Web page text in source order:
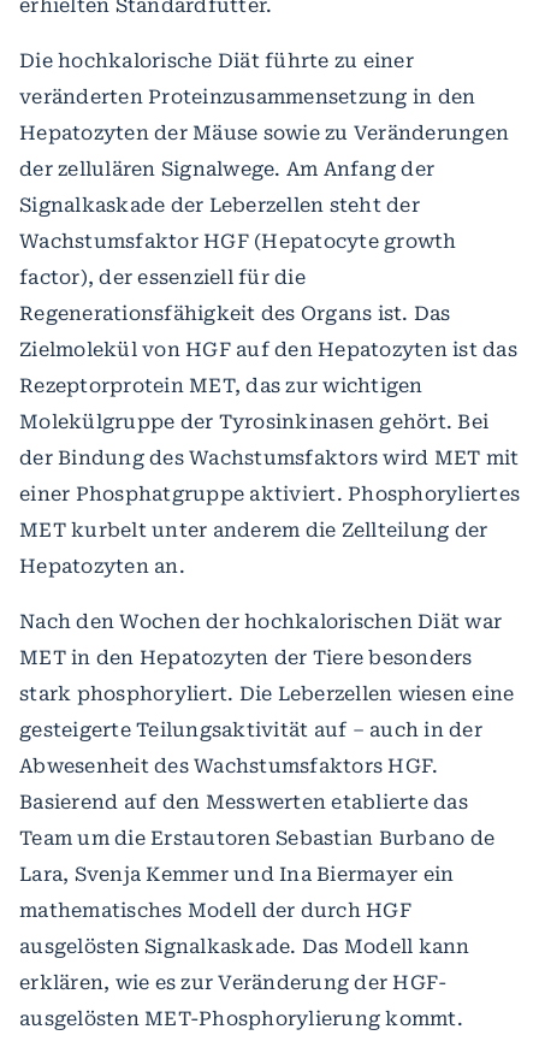
erhielten Standardfutter.
Die hochkalorische Diät führte zu einer
veränderten Proteinzusammensetzung in den
Hepatozyten der Mäuse sowie zu Veränderungen
der zellulären Signalwege. Am Anfang der
Signalkaskade der Leberzellen steht der
Wachstumsfaktor HGF (Hepatocyte growth
factor), der essenziell für die
Regenerationsfähigkeit des Organs ist. Das
Zielmolekül von HGF auf den Hepatozyten ist das
Rezeptorprotein MET, das zur wichtigen
Molekülgruppe der Tyrosinkinasen gehört. Bei
der Bindung des Wachstumsfaktors wird MET mit
einer Phosphatgruppe aktiviert. Phosphoryliertes
MET kurbelt unter anderem die Zellteilung der
Hepatozyten an.
Nach den Wochen der hochkalorischen Diät war
MET in den Hepatozyten der Tiere besonders
stark phosphoryliert. Die Leberzellen wiesen eine
gesteigerte Teilungsaktivität auf – auch in der
Abwesenheit des Wachstumsfaktors HGF.
Basierend auf den Messwerten etablierte das
Team um die Erstautoren Sebastian Burbano de
Lara, Svenja Kemmer und Ina Biermayer ein
mathematisches Modell der durch HGF
ausgelösten Signalkaskade. Das Modell kann
erklären, wie es zur Veränderung der HGF-
ausgelösten MET-Phosphorylierung kommt.